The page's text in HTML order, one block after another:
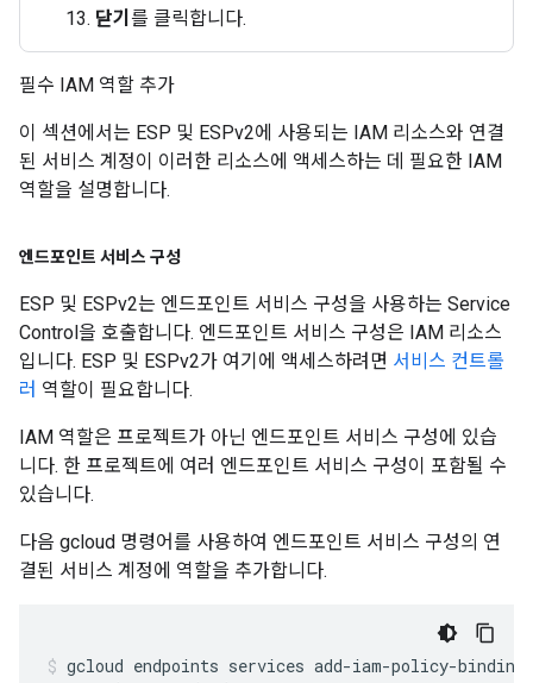
닫기 를 클릭합니다.
필수 IAM 역할 추가
이 섹션에서는 ESP 및 ESPv2에 사용되는 IAM 리소스와 연결
된 서비스 계정이 이러한 리소스에 액세스하는 데 필요한 IAM
역할을 설명합니다.
엔드포인트 서비스 구성
ESP 및 ESPv2는 엔드포인트 서비스 구성을 사용하는 Service
Control을 호출합니다. 엔드포인트 서비스 구성은 IAM 리소스
입니다. ESP 및 ESPv2가 여기에 액세스하려면 서비스 컨트롤
러 역할이 필요합니다.
IAM 역할은 프로젝트가 아닌 엔드포인트 서비스 구성에 있습
니다. 한 프로젝트에 여러 엔드포인트 서비스 구성이 포함될 수
있습니다.
다음 gcloud 명령어를 사용하여 엔드포인트 서비스 구성의 연
결된 서비스 계정에 역할을 추가합니다.
gcloud endpoints services add-iam-policy-binding